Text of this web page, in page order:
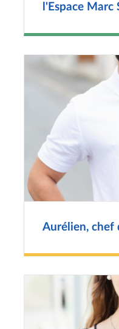
l'Espace Marc
Aurélien, chef